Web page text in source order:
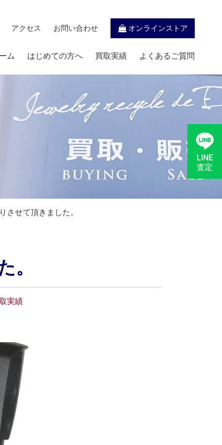
アクセス お問い合わせ オンラインストア
ム はじめての方へ 買取実績 よくあるご質問
LINE
査定
せて頂きました。
。
実績